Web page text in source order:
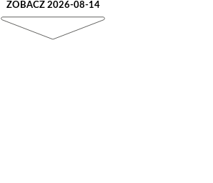
ZOBACZ 2026-08-14